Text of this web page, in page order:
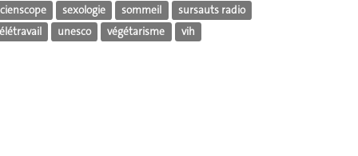
sexologie sommeil
sursauts radio
unesco végétarisme vih